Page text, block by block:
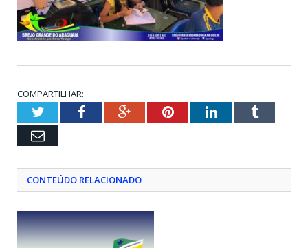
COMPARTILHAR:
TwitterFacebookGoogle+PinterestLinkedInTumblr
Email
CONTEÚDO RELACIONADO